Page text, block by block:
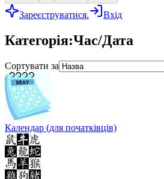
Зареєструватися. Вхід
Категорія:Час/Дата
Сортувати за
Календар (для початківців)